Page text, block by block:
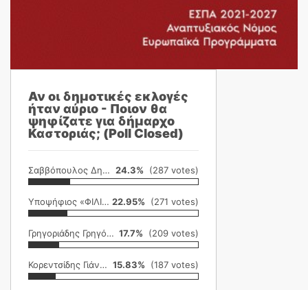
Αν οι δημοτικές εκλογές
ήταν αύριο - Ποιον θα
ψηφίζατε για δήμαρχο
Καστοριάς; (Poll Closed)
Σαββόπουλος Δημήτρης 24.3% (287 votes)
Υποψήφιος «ΦΙΛΙΚΗ ΕΤΑΙΡΕΙΑ» 22.95% (271 votes)
Γρηγοριάδης Γρηγόρης 17.7% (209 votes)
Κορεντσίδης Γιάννης 15.83% (187 votes)